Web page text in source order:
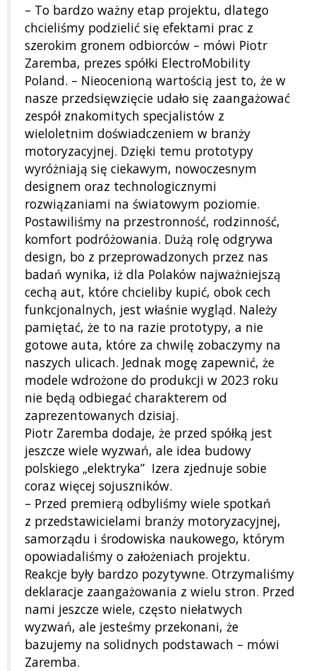
– To bardzo ważny etap projektu, dlatego
chcieliśmy podzielić się efektami prac z
szerokim gronem odbiorców – mówi Piotr
Zaremba, prezes spółki ElectroMobility
Poland. – Nieocenioną wartością jest to, że w
nasze przedsięwzięcie udało się zaangażować
zespół znakomitych specjalistów z
wieloletnim doświadczeniem w branży
motoryzacyjnej. Dzięki temu prototypy
wyróżniają się ciekawym, nowoczesnym
designem oraz technologicznymi
rozwiązaniami na światowym poziomie.
Postawiliśmy na przestronność, rodzinność,
komfort podróżowania. Dużą rolę odgrywa
design, bo z przeprowadzonych przez nas
badań wynika, iż dla Polaków najważniejszą
cechą aut, które chcieliby kupić, obok cech
funkcjonalnych, jest właśnie wygląd. Należy
pamiętać, że to na razie prototypy, a nie
gotowe auta, które za chwilę zobaczymy na
naszych ulicach. Jednak mogę zapewnić, że
modele wdrożone do produkcji w 2023 roku
nie będą odbiegać charakterem od
zaprezentowanych dzisiaj.
Piotr Zaremba dodaje, że przed spółką jest
jeszcze wiele wyzwań, ale idea budowy
polskiego „elektryka” Izera zjednuje sobie
coraz więcej sojuszników.
– Przed premierą odbyliśmy wiele spotkań
z przedstawicielami branży motoryzacyjnej,
samorządu i środowiska naukowego, którym
opowiadaliśmy o założeniach projektu.
Reakcje były bardzo pozytywne. Otrzymaliśmy
deklaracje zaangażowania z wielu stron. Przed
nami jeszcze wiele, często niełatwych
wyzwań, ale jesteśmy przekonani, że
bazujemy na solidnych podstawach – mówi
Zaremba.